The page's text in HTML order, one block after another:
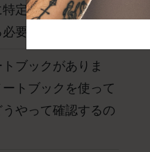
テゴリ
定のノートブック
要がありますか？
ブックがありま
トブックを使って
やって確認するの